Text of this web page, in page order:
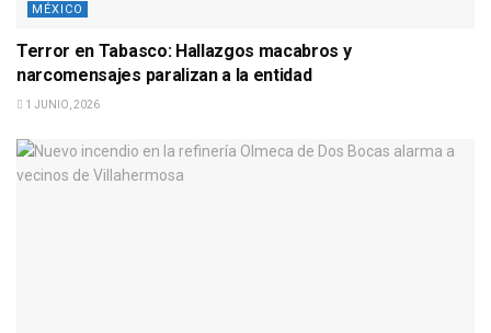
MÉXICO
Terror en Tabasco: Hallazgos macabros y
narcomensajes paralizan a la entidad
1 JUNIO, 2026